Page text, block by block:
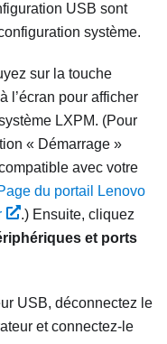
USB sont
système.
sur la touche
l’écran pour afficher
LXPM. (Pour
« Démarrage »
avec votre
du portail Lenovo
.)Ensuite, cliquez
et ports
USB, déconnectez le
et connectez-le